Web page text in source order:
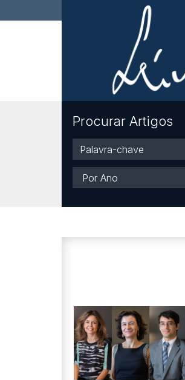
Procurar Artigos
Palavra-
chave
Ano